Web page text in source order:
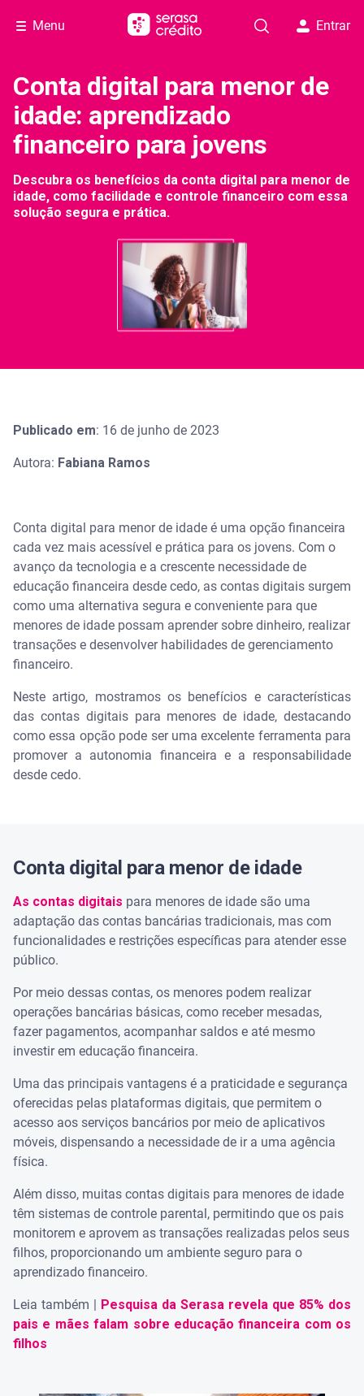
Menu Entrar
Conta digital para menor de
idade: aprendizado
financeiro para jovens
Descubra os benefícios da conta digital para menor de
idade, como facilidade e controle financeiro com essa
solução segura e prática.
Publicado em: 16 de junho de 2023
Autora: Fabiana Ramos
Conta digital para menor de idade é uma opção financeira
cada vez mais acessível e prática para os jovens. Com o
avanço da tecnologia e a crescente necessidade de
educação financeira desde cedo, as contas digitais surgem
como uma alternativa segura e conveniente para que
menores de idade possam aprender sobre dinheiro, realizar
transações e desenvolver habilidades de gerenciamento
financeiro.
Neste artigo, mostramos os benefícios e características
das contas digitais para menores de idade, destacando
como essa opção pode ser uma excelente ferramenta para
promover a autonomia financeira e a responsabilidade
desde cedo.
Conta digital para menor de idade
As contas digitais para menores de idade são uma
adaptação das contas bancárias tradicionais, mas com
funcionalidades e restrições específicas para atender esse
público.
Por meio dessas contas, os menores podem realizar
operações bancárias básicas, como receber mesadas,
fazer pagamentos, acompanhar saldos e até mesmo
investir em educação financeira.
Uma das principais vantagens é a praticidade e segurança
oferecidas pelas plataformas digitais, que permitem o
acesso aos serviços bancários por meio de aplicativos
móveis, dispensando a necessidade de ir a uma agência
física.
Além disso, muitas contas digitais para menores de idade
têm sistemas de controle parental, permitindo que os pais
monitorem e aprovem as transações realizadas pelos seus
filhos, proporcionando um ambiente seguro para o
aprendizado financeiro.
Leia também |
Pesquisa da Serasa revela que 85% dos
pais e mães falam sobre educação financeira com os
filhos